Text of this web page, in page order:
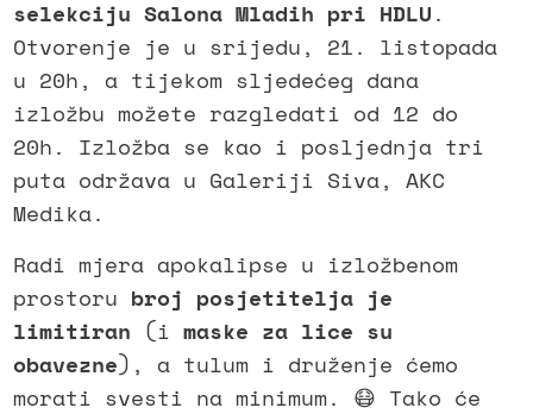
selekciju Salona Mladih pri HDLU.
Otvorenje je u srijedu, 21. listopada
u 20h, a tijekom sljedećeg dana
izložbu možete razgledati od 12 do
20h. Izložba se kao i posljednja tri
puta održava u Galeriji Siva, AKC
Medika.
Radi mjera apokalipse u izložbenom
prostoru broj posjetitelja je
limitiran (i maske za lice su
obavezne), a tulum i druženje ćemo
morati svesti na minimum. 😷 Tako će